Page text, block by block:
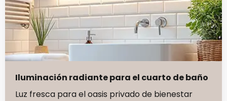
Iluminación radiante para el cuarto de baño
Luz fresca para el oasis privado de bienestar